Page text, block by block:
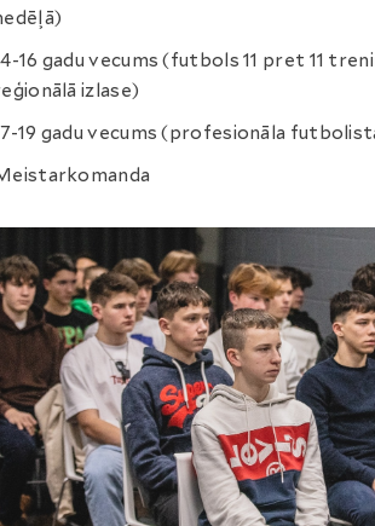
16 gadu vecums (futbols 11 pret 11
izlase)
19 gadu vecums (profesionāla